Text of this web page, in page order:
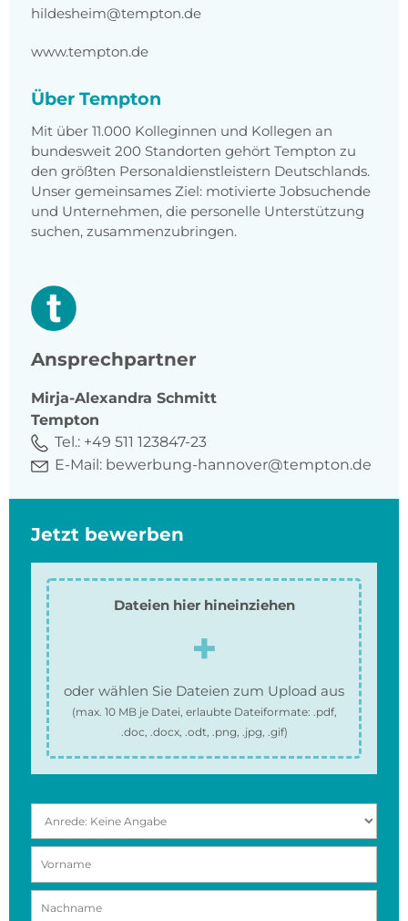
hildesheim@tempton.de
www.tempton.de
Über Tempton
Mit über 11.000 Kolleginnen und Kollegen an
bundesweit 200 Standorten gehört Tempton zu
den größten Personaldienstleistern Deutschlands.
Unser gemeinsames Ziel: motivierte Jobsuchende
und Unternehmen, die personelle Unterstützung
suchen, zusammenzubringen.
Ansprechpartner
Mirja-Alexandra Schmitt
Tempton
Tel.: +49 511 123847-23
E-Mail: bewerbung-hannover@tempton.de
Jetzt bewerben
Dateien hier hineinziehen
oder wählen Sie Dateien zum Upload aus
(max. 10 MBje Datei, erlaubte Dateiformate: .pdf,
.doc, .docx, .odt, .png, .jpg, .gif)